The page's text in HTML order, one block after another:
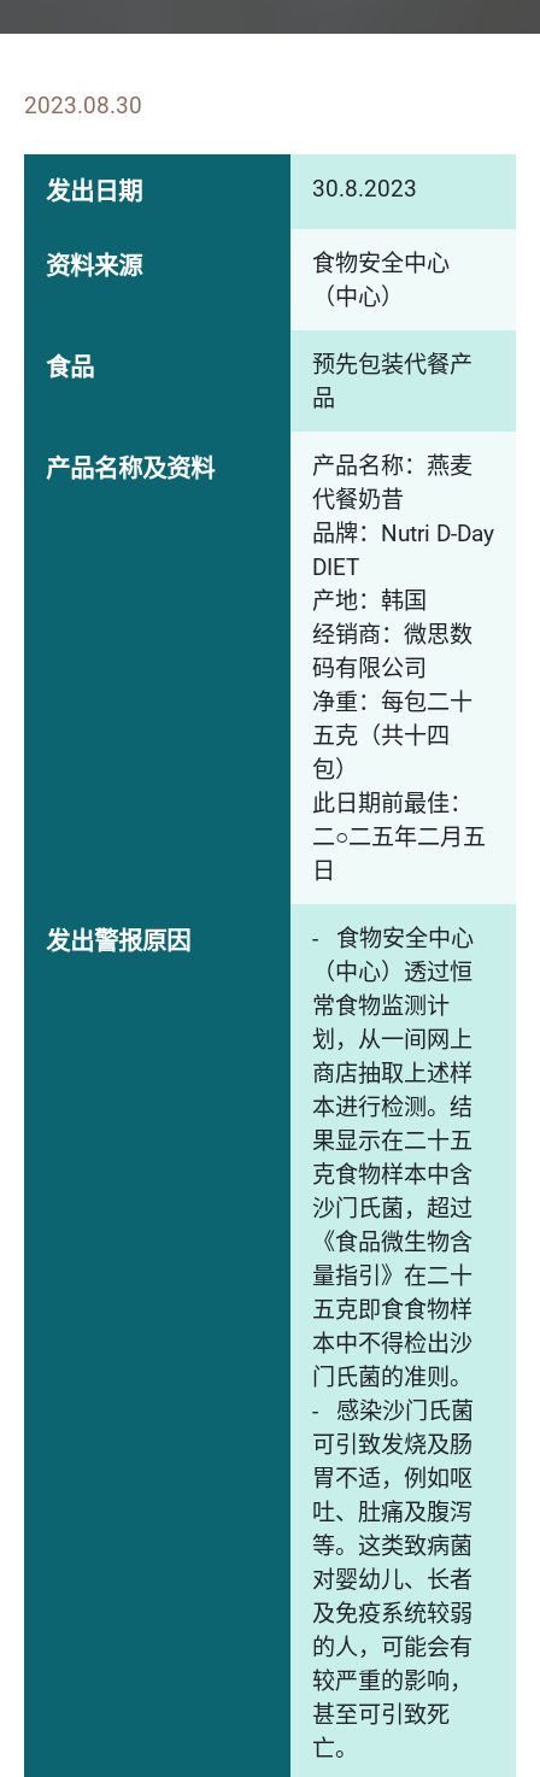
2023.08.30
发出日期 30.8.2023
资料来源
食物安全中心
（中心）
食品
预先包装代餐产
品
产品名称及资料
产品名称：燕麦
代餐奶昔
品牌：Nutri D-Day
DIET
产地：韩国
经销商：微思数
码有限公司
净重：每包二十
五克（共十四
包）
此日期前最佳：
二○二五年二月五
日
发出警报原因
- 食物安全中心
（中心）透过恒
常食物监测计
划，从一间网上
商店抽取上述样
本进行检测。结
果显示在二十五
克食物样本中含
沙门氏菌，超过
《食品微生物含
量指引》在二十
五克即食食物样
本中不得检出沙
门氏菌的准则。
- 感染沙门氏菌
可引致发烧及肠
胃不适，例如呕
吐、肚痛及腹泻
等。这类致病菌
对婴幼儿、长者
及免疫系统较弱
的人，可能会有
较严重的影响，
甚至可引致死
亡。